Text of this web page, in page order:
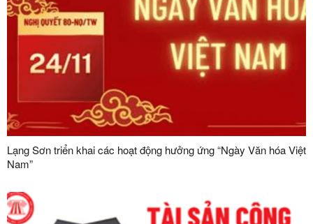
Lạng Sơn triển khai các hoạt động hưởng ứng “Ngày Văn hóa Việt
Nam”